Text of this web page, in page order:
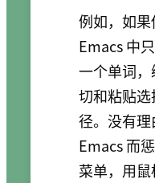
例如，如
Emacs 中
一个单词
切和粘贴
径。没有
Emacs 而
菜单，用